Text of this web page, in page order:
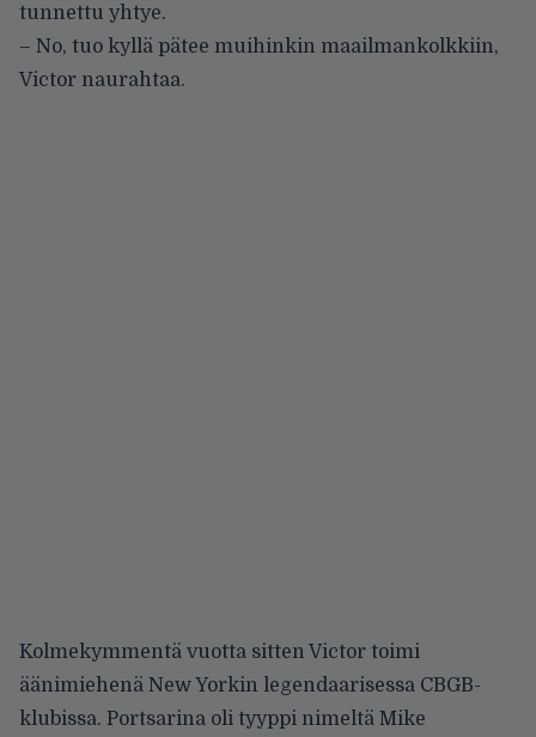
tunnettu yhtye.
– No, tuo kyllä pätee muihinkin maailmankolkkiin,
Victor naurahtaa.
Kolmekymmentä vuotta sitten Victor toimi
äänimiehenä New Yorkin legendaarisessa CBGB-
klubissa. Portsarina oli tyyppi nimeltä Mike